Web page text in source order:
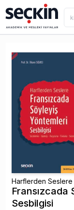
Harflerden Seslere
Fransızcada
Sesbilgisi